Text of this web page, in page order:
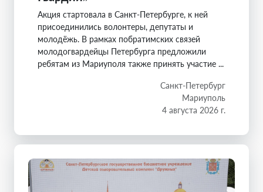
Акция стартовала в Санкт-Петербурге, к ней
присоединились волонтеры, депутаты и
молодёжь. В рамках побратимских связей
молодогвардейцы Петербурга предложили
ребятам из Мариуполя также принять участие ...
Санкт-Петербург
Мариуполь
4 августа 2026 г.